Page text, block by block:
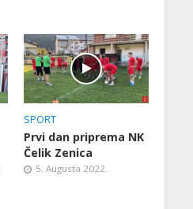
SPORT
Prvi dan priprema NK
Čelik Zenica
5. Augusta 2022.